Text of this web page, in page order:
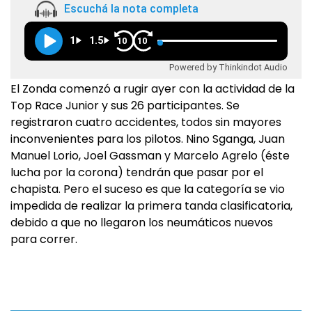
Escuchá la nota completa
1 1.5 10 10
Powered by Thinkindot Audio
El Zonda comenzó a rugir ayer con la actividad de la
Top Race Junior y sus 26 participantes. Se
registraron cuatro accidentes, todos sin mayores
inconvenientes para los pilotos. Nino Sganga, Juan
Manuel Lorio, Joel Gassman y Marcelo Agrelo (éste
lucha por la corona) tendrán que pasar por el
chapista. Pero el suceso es que la categoría se vio
impedida de realizar la primera tanda clasificatoria,
debido a que no llegaron los neumáticos nuevos
para correr.